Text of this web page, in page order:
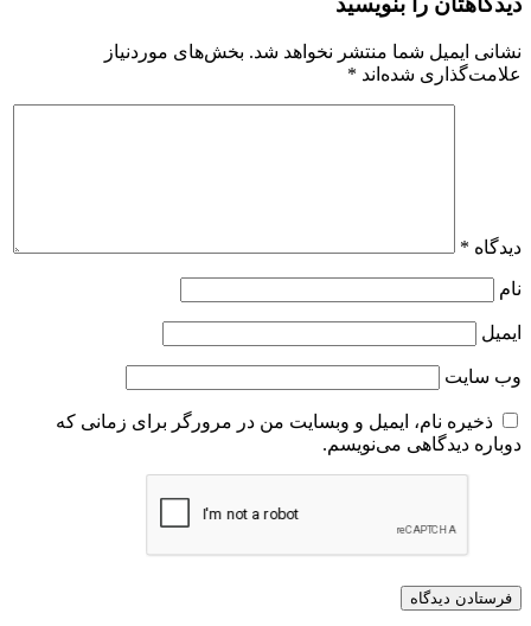
نشانی ایمیل شما منتشر نخواهد شد. بخش‌های موردنیاز
علامت‌گذاری شده‌اند *
دیدگاه *
نام
ایمیل
وب‌ سایت
ذخیره نام، ایمیل و وبسایت من در مرورگر برای زمانی که
دوباره دیدگاهی می‌نویسم.